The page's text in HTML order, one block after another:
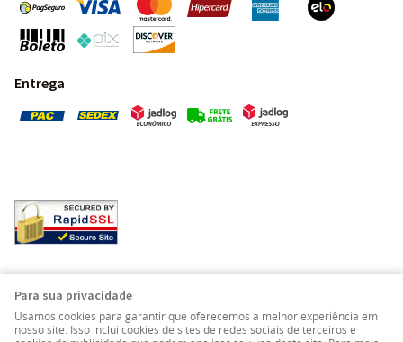
Entrega
Para sua privacidade
Usamos cookies para garantir que oferecemos a melhor experiência em
nosso site. Isso inclui cookies de sites de redes sociais de terceiros e